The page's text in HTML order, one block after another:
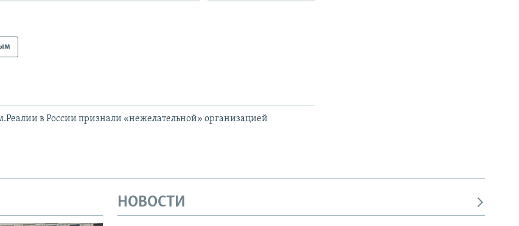
в России признали «нежелательной» организацией
НОВОСТИ